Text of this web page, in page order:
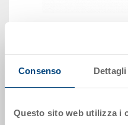
Consenso Dettagli
Questo sito web utilizza i